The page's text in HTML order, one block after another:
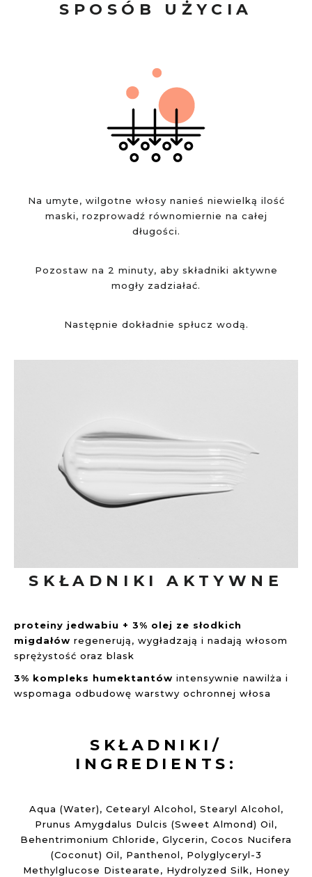
SPOSÓB UŻYCIA
Na umyte, wilgotne włosy nanieś niewielką ilość
maski, rozprowadź równomiernie na całej
długości.
Pozostaw na 2 minuty, aby składniki aktywne
mogły zadziałać.
Następnie dokładnie spłucz wodą.
SKŁADNIKI AKTYWNE
proteiny jedwabiu + 3% olej ze słodkich
migdałów regenerują, wygładzają i nadają włosom
sprężystość oraz blask
3% kompleks humektantów intensywnie nawilża i
wspomaga odbudowę warstwy ochronnej włosa
SKŁADNIKI/
INGREDIENTS:
Aqua (Water), Cetearyl Alcohol, Stearyl Alcohol,
Prunus Amygdalus Dulcis (Sweet Almond) Oil,
Behentrimonium Chloride, Glycerin, Cocos Nucifera
(Coconut) Oil, Panthenol, Polyglyceryl-3
Methylglucose Distearate, Hydrolyzed Silk, Honey